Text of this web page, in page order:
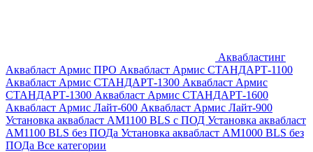
Аквабластинг
Аквабласт Армис ПРО Аквабласт Армис СТАНДАРТ-1100
Аквабласт Армис СТАНДАРТ-1300 Аквабласт Армис
СТАНДАРТ-1300 Аквабласт Армис СТАНДАРТ-1600
Аквабласт Армис Лайт-600 Аквабласт Армис Лайт-900
Установка аквабласт AM1100 BLS с ПОД Установка аквабласт
AM1100 BLS без ПОДа Установка аквабласт AM1000 BLS без
ПОДа Все категории